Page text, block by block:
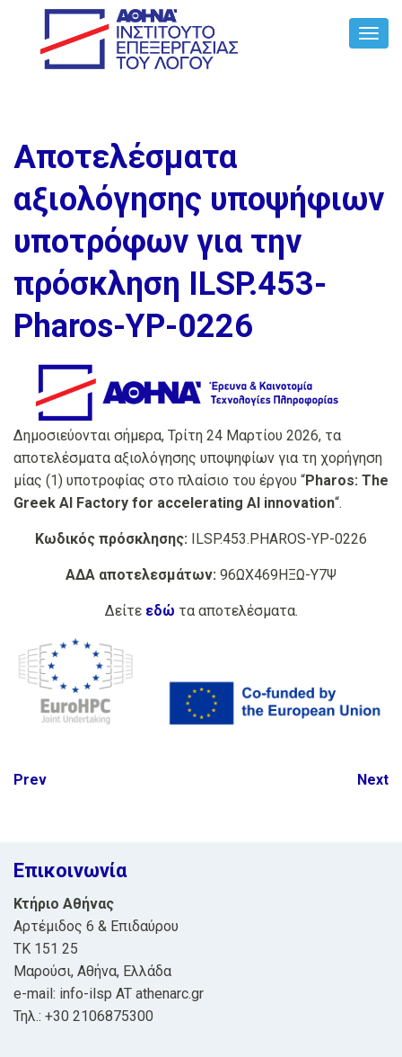
Αποτελέσματα
αξιολόγησης υποψήφιων
υποτρόφων για την
πρόσκληση ILSP.453-
Pharos-YP-0226
Δημοσιεύονται σήμερα, Τρίτη 24 Μαρτίου 2026, τα
αποτελέσματα αξιολόγησης υποψηφίων για τη χορήγηση
μίας (1) υποτροφίας στο πλαίσιο του έργου “Pharos: The
Greek AI Factory for accelerating AI innovation“.
Κωδικός πρόσκλησης: ILSP.453.PHAROS-YP-0226
ΑΔΑ αποτελεσμάτων: 96ΩΧ469ΗΞΩ-Υ7Ψ
Δείτε εδώ τα αποτελέσματα.
Post
Prev Next
Επικοινωνία
Κτήριο Αθήνας
Αρτέμιδος 6 & Επιδαύρου
ΤΚ 151 25
Μαρούσι, Αθήνα, Ελλάδα
e-mail: info-ilsp AT athenarc.gr
Τηλ.: +30 2106875300